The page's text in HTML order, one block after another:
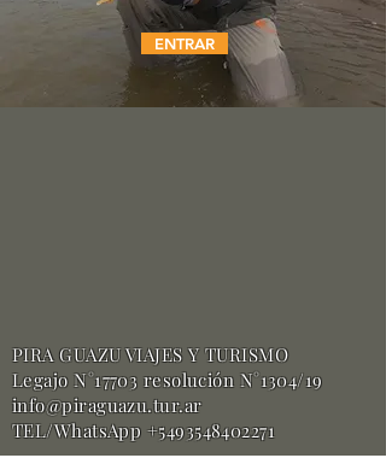
ENTRAR
PIRA GUAZU VIAJES Y TURISMO
Legajo N°17703 resolución N°1304/19
info@piraguazu.tur.ar
TEL/WhatsApp +5493548402271